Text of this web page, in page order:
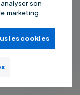
son
marketing.
les cookies